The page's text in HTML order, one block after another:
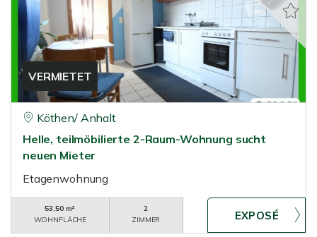
VERMIETET
Köthen/ Anhalt
Helle, teilmöbilierte 2-Raum-Wohnung sucht
neuen Mieter
Etagenwohnung
53,50 m²
WOHNFLÄCHE
2
ZIMMER